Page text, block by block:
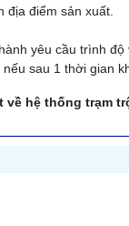
địa điểm sản xuất.
yêu cầu trình độ
sau 1 thời gian
hệ thống trạm